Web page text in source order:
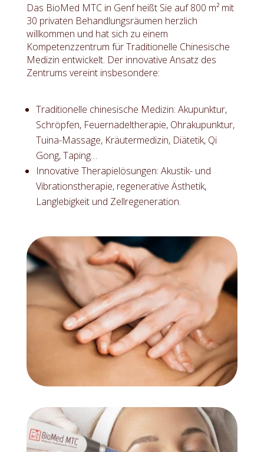
Das BioMed MTC in Genf heißt Sie auf 800 m² mit
30 privaten Behandlungsräumen herzlich
willkommen und hat sich zu einem
Kompetenzzentrum für Traditionelle Chinesische
Medizin entwickelt. Der innovative Ansatz des
Zentrums vereint insbesondere:
Traditionelle chinesische Medizin: Akupunktur,
Schröpfen, Feuernadeltherapie, Ohrakupunktur,
Tuina-Massage, Kräutermedizin, Diätetik, Qi
Gong, Taping…
Innovative Therapielösungen: Akustik- und
Vibrationstherapie, regenerative Ästhetik,
Langlebigkeit und Zellregeneration.